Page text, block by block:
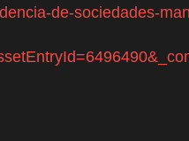
de-sociedades-